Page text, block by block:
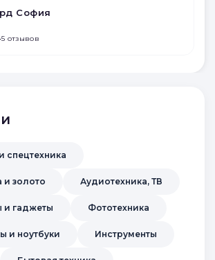
София
•5 отзывов
спецтехника
золото Аудиотехника, ТВ
и гаджеты Фототехника
и ноутбуки Инструменты